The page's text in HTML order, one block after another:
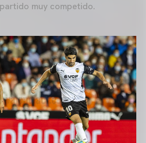
muy competido.